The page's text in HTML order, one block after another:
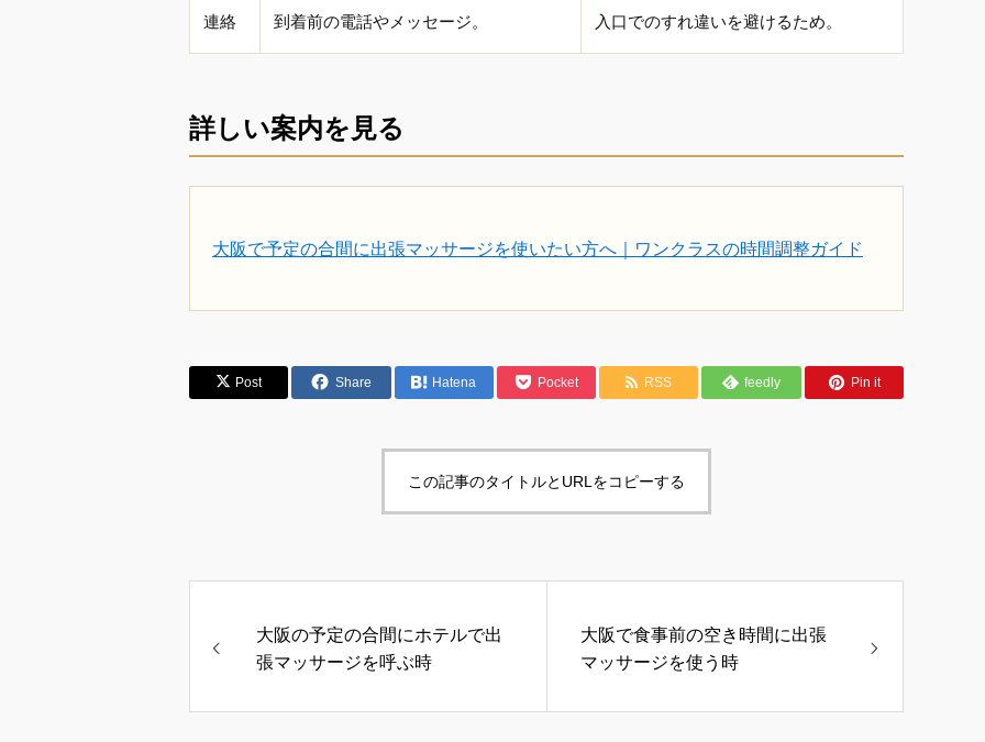
連絡 到着前の電話やメッセージ。 入口でのすれ違いを避けるため。
詳しい案内を見る
大阪で予定の合間に出張マッサージを使いたい方へ｜ワンクラスの時間調整ガイド
Post Share Hatena Pocket RSS feedly Pin it
この記事のタイトルとURLをコピーする
大阪の予定の合間にホテルで出
張マッサージを呼ぶ時
大阪で食事前の空き時間に出張
マッサージを使う時